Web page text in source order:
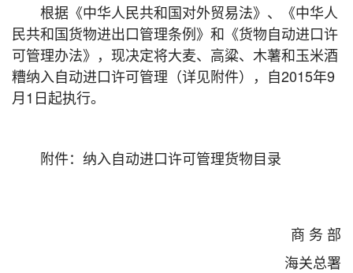
根据《中华人民共和国对外贸易法》、《中华人
民共和国货物进出口管理条例》和《货物自动进口许
可管理办法》，现决定将大麦、高粱、木薯和玉米酒
糟纳入自动进口许可管理（详见附件），自2015年9
月1日起执行。
附件：纳入自动进口许可管理货物目录
商 务 部
海关总署